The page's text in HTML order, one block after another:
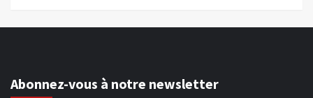
Abonnez-vous à notre newsletter